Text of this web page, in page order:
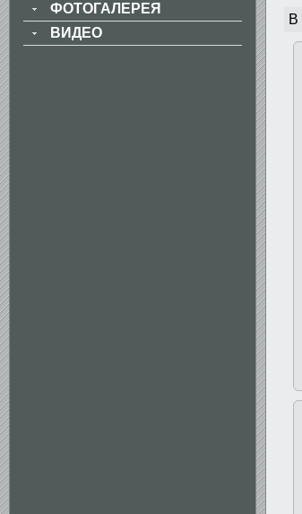
В
ФОТОГАЛЕРЕЯ
ВИДЕО